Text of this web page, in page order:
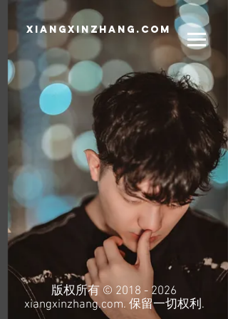
xiangxinzhang.com
版权所有 © 2018 - 2026
xiangxinzhang.com. 保留一切权利.